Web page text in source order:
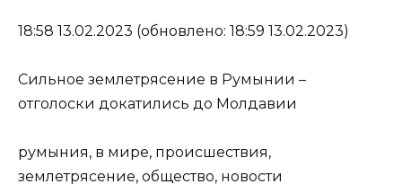
18:58 13.02.2023 (обновлено: 18:59 13.02.2023)
Сильное землетрясение в Румынии –
отголоски докатились до Молдавии
румыния, в мире, происшествия,
землетрясение, общество, новости